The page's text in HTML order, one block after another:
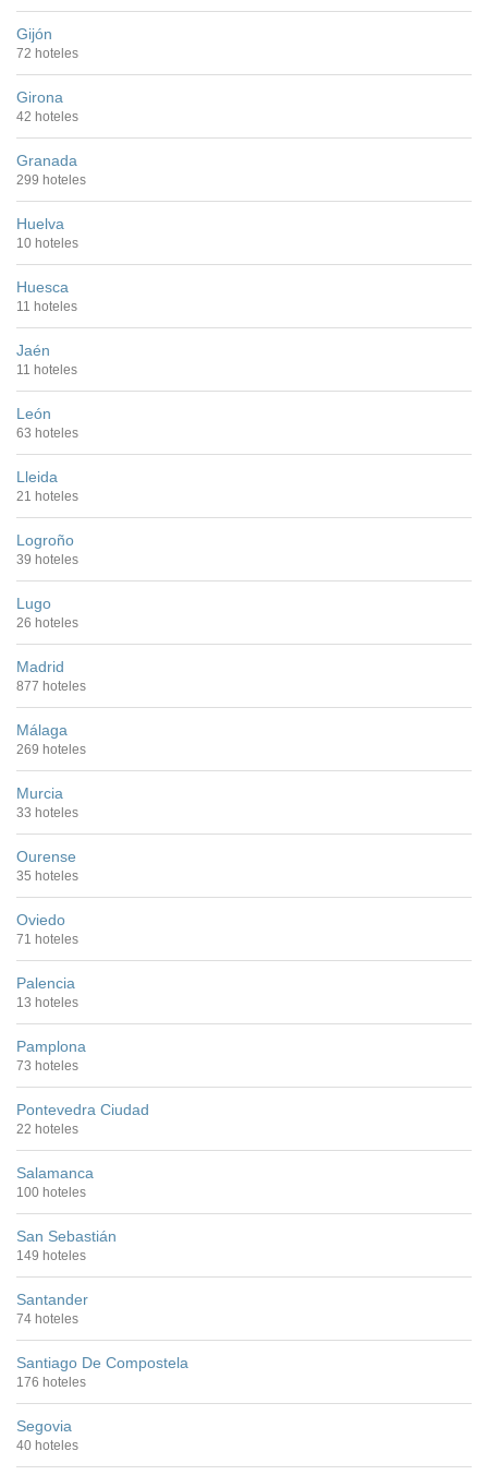
Gijón
72 hoteles
Girona
42 hoteles
Granada
299 hoteles
Huelva
10 hoteles
Huesca
11 hoteles
Jaén
11 hoteles
León
63 hoteles
Lleida
21 hoteles
Logroño
39 hoteles
Lugo
26 hoteles
Madrid
877 hoteles
Málaga
269 hoteles
Murcia
33 hoteles
Ourense
35 hoteles
Oviedo
71 hoteles
Palencia
13 hoteles
Pamplona
73 hoteles
Pontevedra Ciudad
22 hoteles
Salamanca
100 hoteles
San Sebastián
149 hoteles
Santander
74 hoteles
Santiago De Compostela
176 hoteles
Segovia
40 hoteles